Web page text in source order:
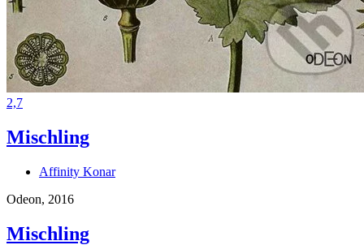
2,7
Mischling
Affinity Konar
Odeon, 2016
Mischling